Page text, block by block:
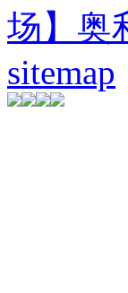
场】奥
sitemap